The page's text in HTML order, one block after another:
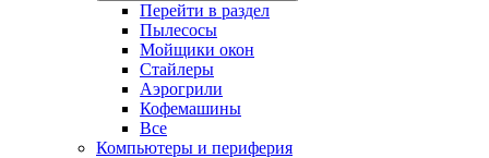
Перейти в раздел
Пылесосы
Мойщики окон
Стайлеры
Аэрогрили
Кофемашины
Все
Компьютеры и периферия